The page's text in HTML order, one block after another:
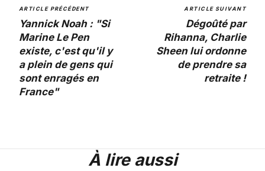
ARTICLE PRÉCÉDENT
Yannick Noah : "Si
Marine Le Pen
existe, c'est qu'il y
a plein de gens qui
sont enragés en
France"
ARTICLE SUIVANT
Dégoûté par
Rihanna, Charlie
Sheen lui ordonne
de prendre sa
retraite !
À lire aussi